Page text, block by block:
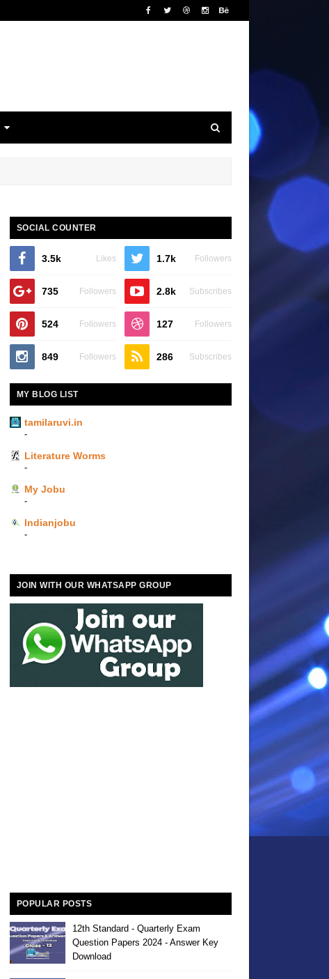
SOCIAL COUNTER
3.5k Likes 1.7k Followers
735 Followers 2.8k Subscribes
524 Followers 127 Followers
849 Followers 286 Subscribes
MY BLOG LIST
tamilaruvi.in
-
Literature Worms
-
My Jobu
-
Indianjobu
-
JOIN WITH OUR WHATSAPP GROUP
POPULAR POSTS
12th Standard - Quarterly Exam
Question Papers 2024 - Answer Key
Download